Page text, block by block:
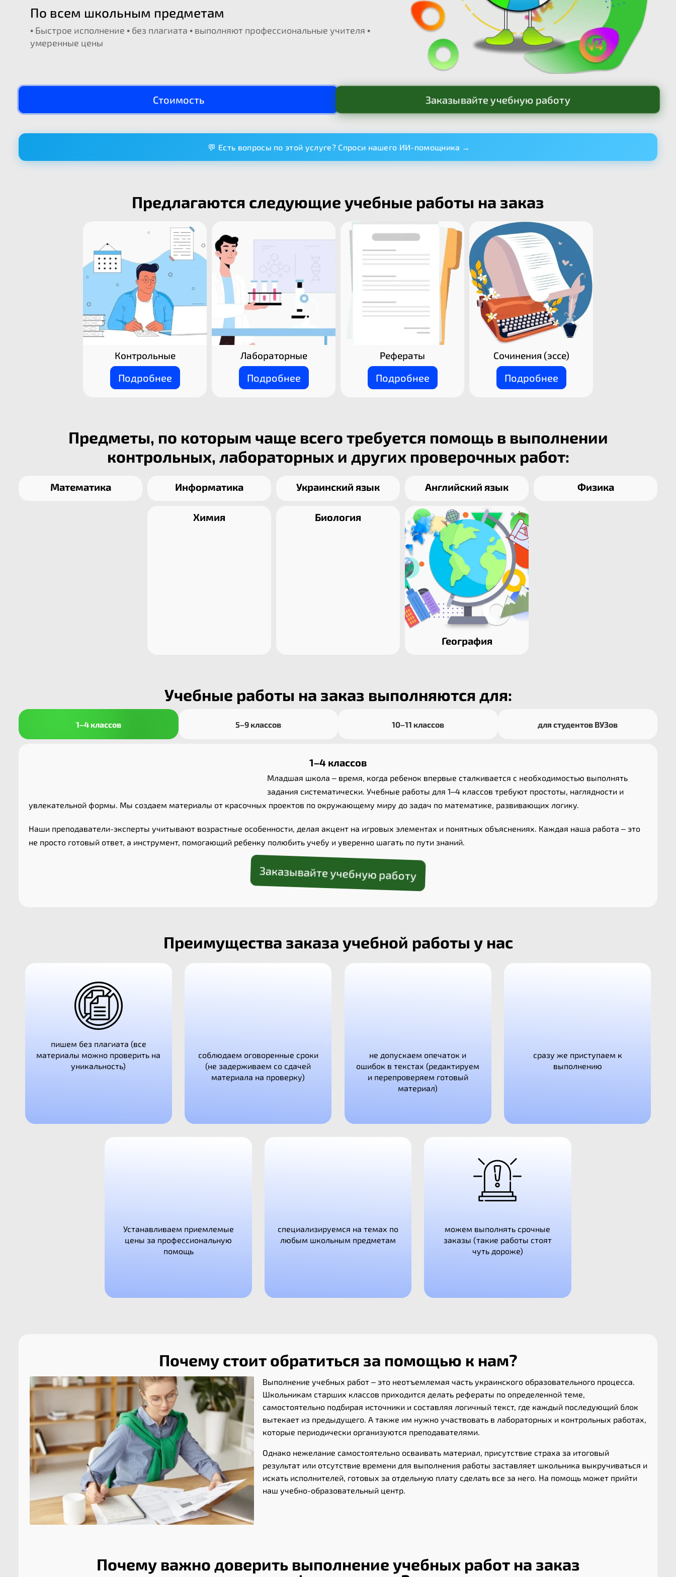
По всем школьным предметам
• Быстрое исполнение • без плагиата • выполняют профессиональные учителя •
умеренные цены
Стоимость Заказывайте учебную работу
💬 Есть вопросы по этой услуге? Спроси нашего ИИ-помощника →
Предлагаются следующие учебные работы на заказ
Контрольные
Подробнее
Лабораторные
Подробнее
Рефераты
Подробнее
Сочинения (эссе)
Подробнее
Предметы, по которым чаще всего требуется помощь в выполнении
контрольных, лабораторных и других проверочных работ:
Математика Информатика Украинский язык Английский язык Физика
Химия Биология
География
Учебные работы на заказ выполняются для:
1–4 классов 5–9 классов 10–11 классов для студентов ВУЗов
1–4 классов
Младшая школа – время, когда ребенок впервые сталкивается с необходимостью выполнять
задания систематически. Учебные работы для 1–4 классов требуют простоты, наглядности и
увлекательной формы. Мы создаем материалы от красочных проектов по окружающему миру до задач по математике, развивающих логику.
Наши преподаватели-эксперты учитывают возрастные особенности, делая акцент на игровых элементах и понятных объяснениях. Каждая наша работа – это
не просто готовый ответ, а инструмент, помогающий ребенку полюбить учебу и уверенно шагать по пути знаний.
Заказывайте учебную работу
Преимущества заказа учебной работы у нас
пишем без плагиата (все
материалы можно проверить на
уникальность)
соблюдаем оговоренные сроки
(не задерживаем со сдачей
материала на проверку)
не допускаем опечаток и
ошибок в текстах (редактируем
и перепроверяем готовый
материал)
сразу же приступаем к
выполнению
Устанавливаем приемлемые
цены за профессиональную
помощь
специализируемся на темах по
любым школьным предметам
можем выполнять срочные
заказы (такие работы стоят
чуть дороже)
Почему стоит обратиться за помощью к нам?
Выполнение учебных работ – это неотъемлемая часть украинского образовательного процесса.
Школьникам старших классов приходится делать рефераты по определенной теме,
самостоятельно подбирая источники и составляя логичный текст, где каждый последующий блок
вытекает из предыдущего. А также им нужно участвовать в лабораторных и контрольных работах,
которые периодически организуются преподавателями.
Однако нежелание самостоятельно осваивать материал, присутствие страха за итоговый
результат или отсутствие времени для выполнения работы заставляет школьника выкручиваться и
искать исполнителей, готовых за отдельную плату сделать все за него. На помощь может прийти
наш учебно-образовательный центр.
Почему важно доверить выполнение учебных работ на заказ